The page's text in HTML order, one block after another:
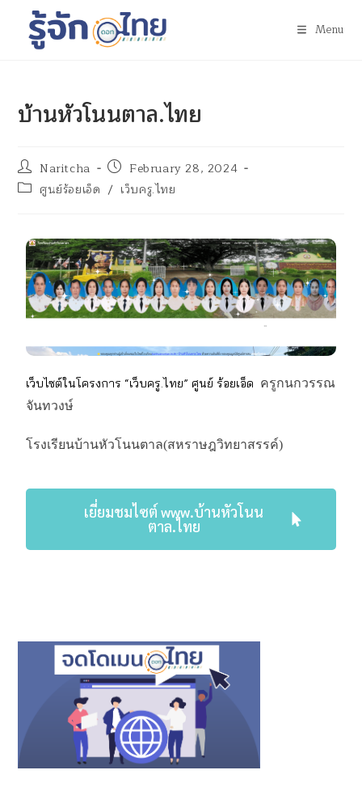
Menu
บ้านหัวโนนตาล.ไทย
Naritcha
February 28, 2024
ศูนย์ร้อยเอ็ด / เว็บครู.ไทย
เว็บไซต์ในโครงการ “เว็บครู.ไทย” ศูนย์ ร้อยเอ็ด ครูกนกวรรณ
จันทวงษ์
โรงเรียนบ้านหัวโนนตาล(สหราษฎวิทยาสรรค์)
เยี่ยมชมไซต์ www.บ้านหัวโนน
ตาล.ไทย